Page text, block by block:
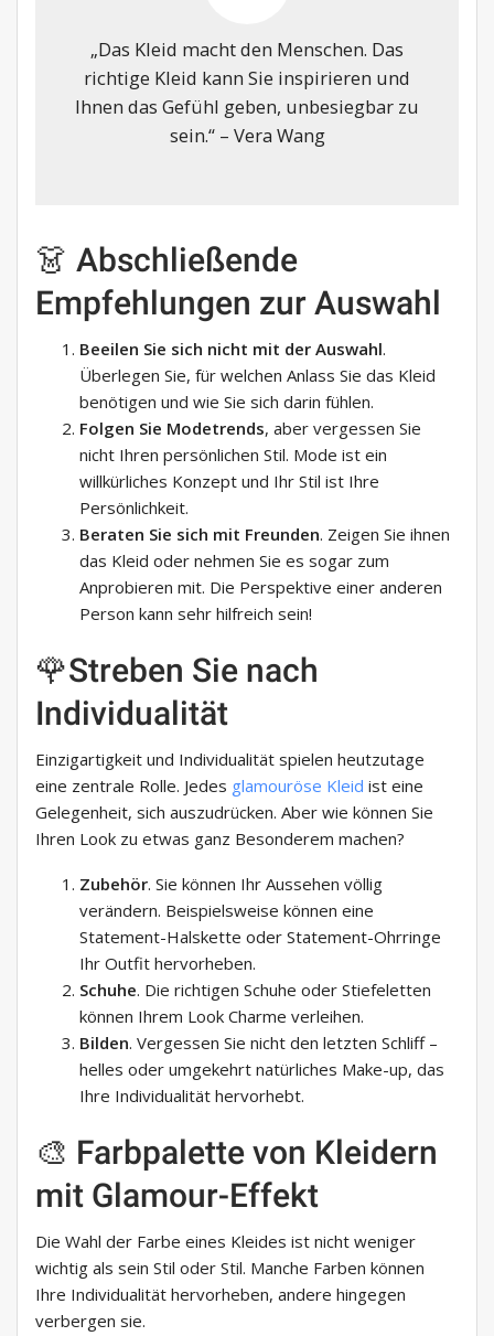
„Das Kleid macht den Menschen. Das
richtige Kleid kann Sie inspirieren und
Ihnen das Gefühl geben, unbesiegbar zu
sein.“ – Vera Wang
👗 Abschließende
Empfehlungen zur Auswahl
Beeilen Sie sich nicht mit der Auswahl.
Überlegen Sie, für welchen Anlass Sie das Kleid
benötigen und wie Sie sich darin fühlen.
Folgen Sie Modetrends, aber vergessen Sie
nicht Ihren persönlichen Stil. Mode ist ein
willkürliches Konzept und Ihr Stil ist Ihre
Persönlichkeit.
Beraten Sie sich mit Freunden. Zeigen Sie ihnen
das Kleid oder nehmen Sie es sogar zum
Anprobieren mit. Die Perspektive einer anderen
Person kann sehr hilfreich sein!
🌹Streben Sie nach
Individualität
Einzigartigkeit und Individualität spielen heutzutage
eine zentrale Rolle. Jedes glamouröse Kleid ist eine
Gelegenheit, sich auszudrücken. Aber wie können Sie
Ihren Look zu etwas ganz Besonderem machen?
Zubehör. Sie können Ihr Aussehen völlig
verändern. Beispielsweise können eine
Statement-Halskette oder Statement-Ohrringe
Ihr Outfit hervorheben.
Schuhe. Die richtigen Schuhe oder Stiefeletten
können Ihrem Look Charme verleihen.
Bilden. Vergessen Sie nicht den letzten Schliff –
helles oder umgekehrt natürliches Make-up, das
Ihre Individualität hervorhebt.
🎨 Farbpalette von Kleidern
mit Glamour-Effekt
Die Wahl der Farbe eines Kleides ist nicht weniger
wichtig als sein Stil oder Stil. Manche Farben können
Ihre Individualität hervorheben, andere hingegen
verbergen sie.